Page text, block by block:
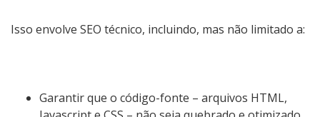
Isso envolve SEO técnico, incluindo, mas não limitado a:
Garantir que o código-fonte – arquivos HTML,